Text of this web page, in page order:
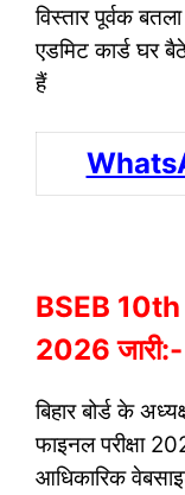
विस्तार पूर्वक
एडमिट कार्ड
हैं
BSEB
2026 जारी:-
बिहार बोर्ड के
फाइनल परीक्षा
आधिकारिक